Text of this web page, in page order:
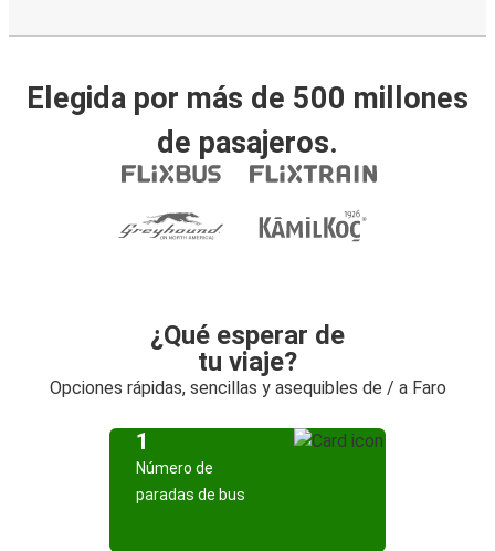
Elegida por más de 500 millones
de pasajeros.
¿Qué esperar de
tu viaje?
Opciones rápidas, sencillas y asequibles de / a Faro
1
Número de
paradas de bus